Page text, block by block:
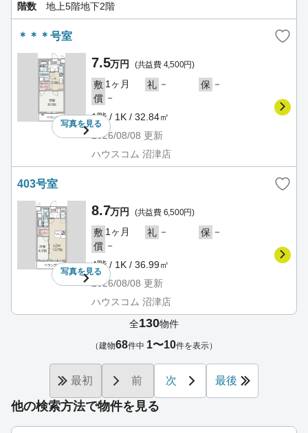
階数
地上5階地下2階
＊＊＊号室
写真を見る
7.5万円 (共益費 4,500円)
敷 1ヶ月 礼 － 保 －
償 －
1階 / 1K / 32.84㎡
2026/08/08 更新
ハウスコム 沼津店
403号室
写真を見る
8.7万円 (共益費 6,500円)
敷 1ヶ月 礼 － 保 －
償 －
4階 / 1K / 36.99㎡
2026/08/08 更新
ハウスコム 沼津店
他の検索方法で物件を見る
全130物件
（建物68件中 1〜10件を表示）
最初 前 次 最後